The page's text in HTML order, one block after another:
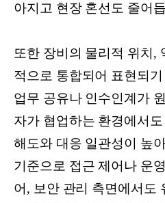
아지고 현장 혼선도 줄어
또한 장비의 물리적 위치,
적으로 통합되어 표현되
업무 공유나 인수인계가
자가 협업하는 환경에서
해도와 대응 일관성이 높
기준으로 접근 제어나 운
어, 보안 관리 측면에서도